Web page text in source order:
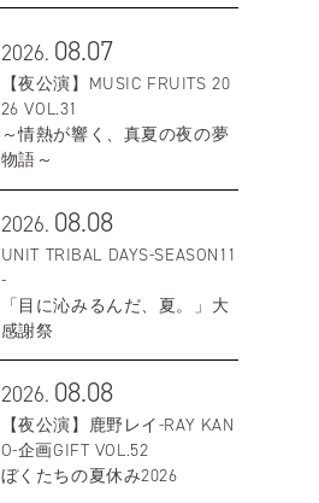
2026. 08.07
【夜公演】MUSIC FRUITS 20
26 VOL.31
～情熱が響く、真夏の夜の夢
物語～
2026. 08.08
UNIT TRIBAL DAYS-SEASON11
-
「目に沁みるんだ、夏。」大
感謝祭
2026. 08.08
【夜公演】鹿野レイ-RAY KAN
O-企画GIFT VOL.52
ぼくたちの夏休み2026